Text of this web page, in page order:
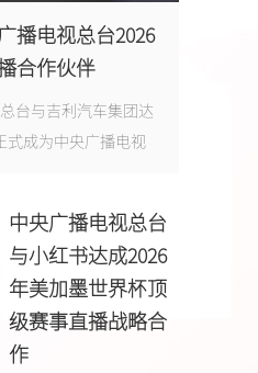
播电视总台2026
合作伙伴
台与吉利汽车集团达
式成为中央广播电视
中央广播电视总台
与小红书达成2026
年美加墨世界杯顶
级赛事直播战略合
作